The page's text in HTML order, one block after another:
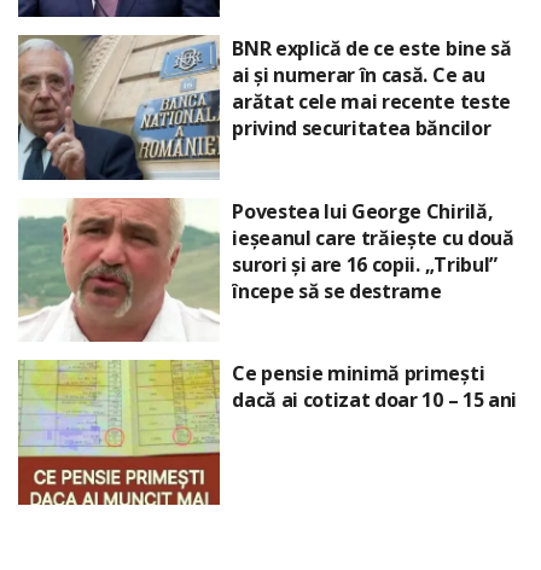
BNR explică de ce este bine să
ai și numerar în casă. Ce au
arătat cele mai recente teste
privind securitatea băncilor
Povestea lui George Chirilă,
ieșeanul care trăiește cu două
surori și are 16 copii. „Tribul”
începe să se destrame
Ce pensie minimă primești
dacă ai cotizat doar 10 – 15 ani